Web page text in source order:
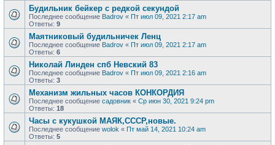
Будильник бейкер с редкой секундой
Последнее сообщение Badrov « Пт июл 09, 2021 2:17 am
Ответы: 9
Маятниковый будильничек Ленц
Последнее сообщение Badrov « Пт июл 09, 2021 2:17 am
Ответы: 6
Николай Линден спб Невский 83
Последнее сообщение Badrov « Пт июл 09, 2021 2:16 am
Ответы: 3
Механизм жильных часов КОНКОРДИЯ
Последнее сообщение садовник « Ср июн 30, 2021 9:24 pm
Ответы: 18
Часы с кукушкой МАЯК,СССР,новые.
Последнее сообщение wolok « Пт май 14, 2021 10:24 am
Ответы: 5